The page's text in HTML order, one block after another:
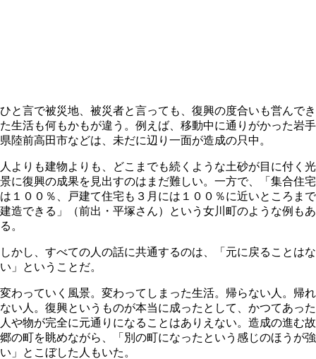
ひと言で被災地、被災者と言っても、復興の度合いも営んでき
た生活も何もかもが違う。例えば、移動中に通りがかった岩手
県陸前高田市などは、未だに辺り一面が造成の只中。
人よりも建物よりも、どこまでも続くような土砂が目に付く光
景に復興の成果を見出すのはまだ難しい。一方で、「集合住宅
は１００％、戸建て住宅も３月には１００％に近いところまで
建造できる」（前出・平塚さん）という女川町のような例もあ
る。
しかし、すべての人の話に共通するのは、「元に戻ることはな
い」ということだ。
変わっていく風景。変わってしまった生活。帰らない人。帰れ
ない人。復興というものが本当に成ったとして、かつてあった
人や物が完全に元通りになることはありえない。造成の進む故
郷の町を眺めながら、「別の町になったという感じのほうが強
い」とこぼした人もいた。